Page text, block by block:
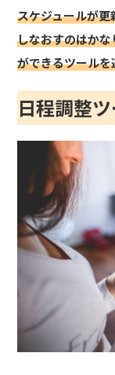
スケジュールが
しなおすのはか
ができるツール
日程調整